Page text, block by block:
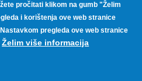
pročitati klikom na gumb "Želim
i korištenja ove web stranice
pregleda ove web stranice
Želim više informacija